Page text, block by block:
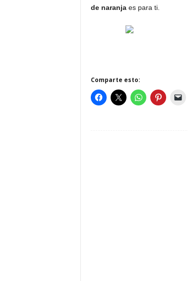
de naranjaes para ti.
Comparte esto: